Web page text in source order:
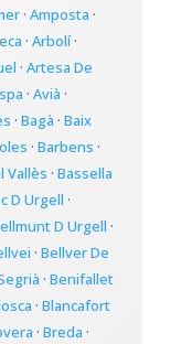
· Amposta ·
· Arbolí·
· Artesa De
· Avià ·
· Bagà · Baix
· Barbens ·
Vallès · Bassella
D Urgell ·
D Urgell ·
· Bellver De
· Benifallet
· Blancafort
· Breda ·